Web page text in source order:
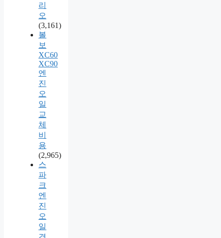
리
오
(3,161)
볼
보
XC60
XC90
엔
진
오
일
교
체
비
용
(2,965)
스
파
크
엔
진
오
일